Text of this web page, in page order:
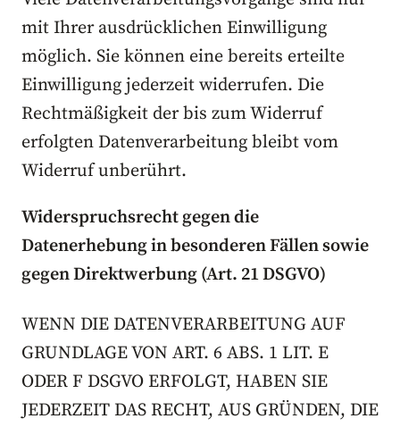
mit Ihrer ausdrücklichen Einwilligung
möglich. Sie können eine bereits erteilte
Einwilligung jederzeit widerrufen. Die
Rechtmäßigkeit der bis zum Widerruf
erfolgten Datenverarbeitung bleibt vom
Widerruf unberührt.
Widerspruchsrecht gegen die
Datenerhebung in besonderen Fällen sowie
gegen Direktwerbung (Art. 21 DSGVO)
WENN DIE DATENVERARBEITUNG AUF
GRUNDLAGE VON ART. 6 ABS. 1 LIT. E
ODER F DSGVO ERFOLGT, HABEN SIE
JEDERZEIT DAS RECHT, AUS GRÜNDEN, DIE